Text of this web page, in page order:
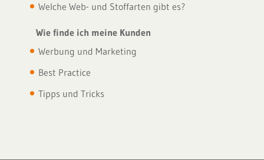
Welche Web- und Stoffarten gibt es?
Wie finde ich meine Kunden
Werbung und Marketing
Best Practice
Tipps und Tricks